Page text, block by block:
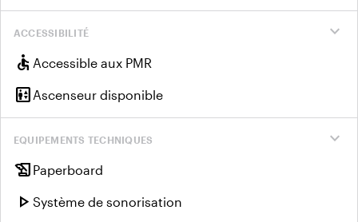
expand_more
ACCESSIBILITÉ
accessible Accessible aux PMR
elevator Ascenseur disponible
expand_more
EQUIPEMENTS TECHNIQUES
history_edu Paperboard
play_arrow Système de sonorisation